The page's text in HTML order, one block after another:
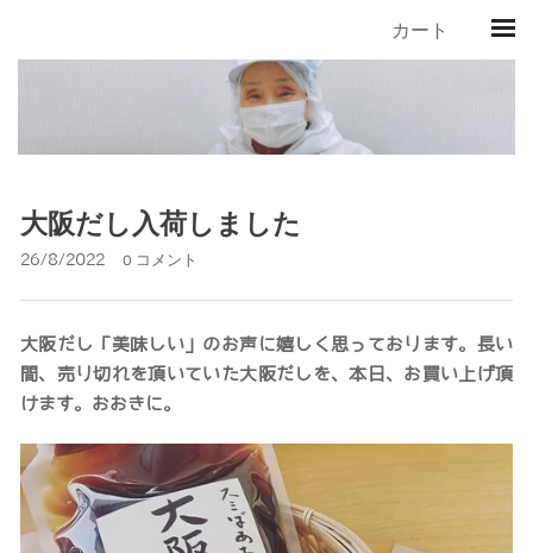
カート
大阪だし入荷しました
26/8/2022 0 コメント
大阪だし「美味しい」のお声に嬉しく思っております。長い
間、売り切れを頂いていた大阪だしを、本日、お買い上げ頂
けます。おおきに。